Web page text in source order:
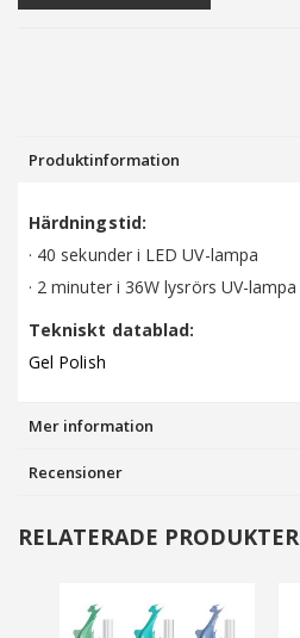
Produktinformation
Härdningstid:
· 40 sekunder i LED UV-lampa
· 2 minuter i 36W lysrörs UV-lampa
Tekniskt datablad:
Gel Polish
Mer information
Recensioner
RELATERADE PRODUKTER